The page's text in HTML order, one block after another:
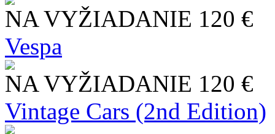
NA VYŽIADANIE 120 €
Vespa
NA VYŽIADANIE 120 €
Vintage Cars (2nd Edition)